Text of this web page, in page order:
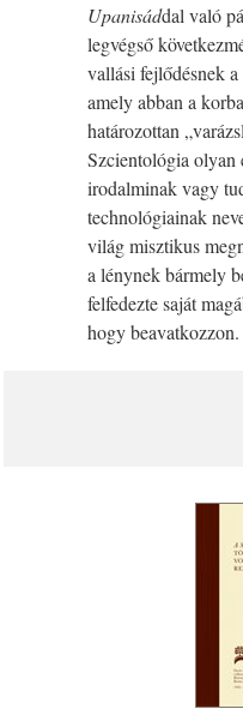
Upanisáddal való
legvégső
vallási fejlődésnek
amely abban a
határozottan
Szcientológia olyan
irodalminak vagy
technológiainak
világ misztikus
a lénynek bármely
felfedezte saját
hogy beavatkozzon.